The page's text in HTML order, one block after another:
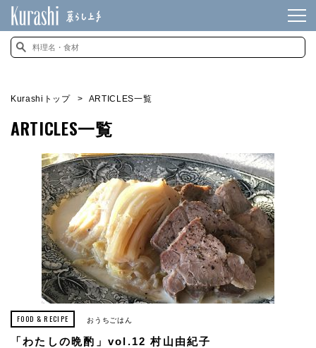
Kurashiトップ ARTICLES一覧
ARTICLES一覧
FOOD & RECIPE おうちごはん
「わたしの晩酌」vol.12 村山由紀子